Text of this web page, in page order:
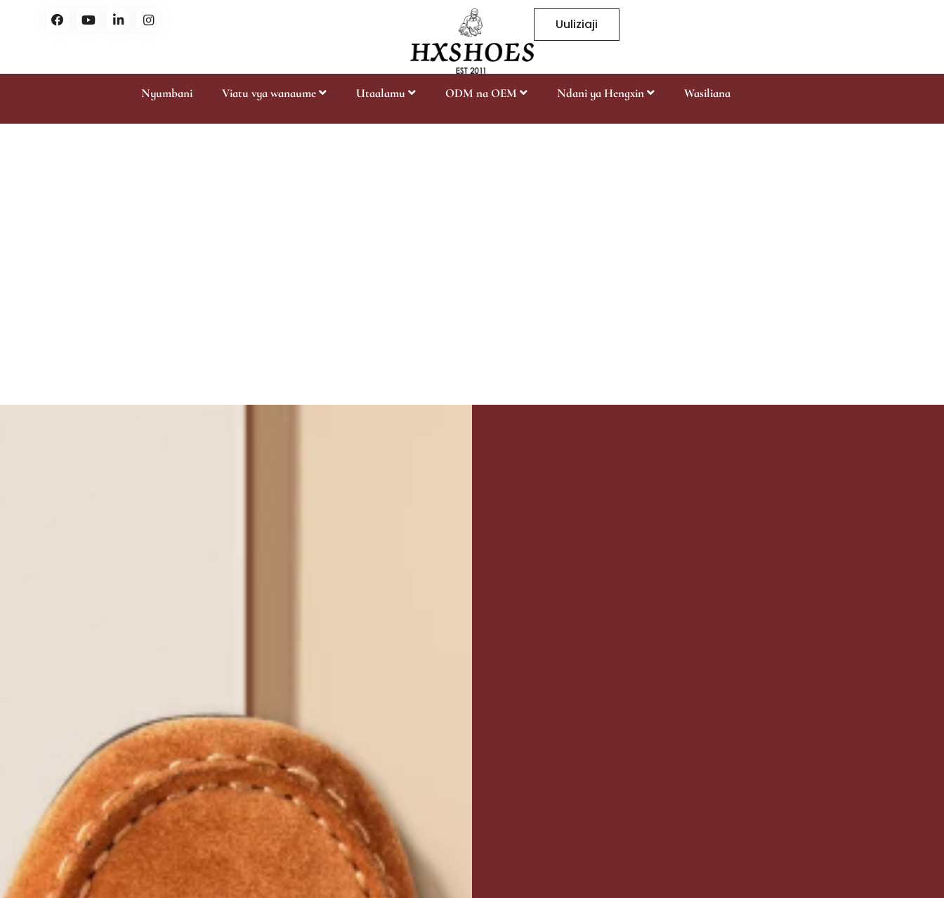
Uuliziaji
Nyumbani Viatu vya wanaume Utaalamu ODM na OEM Ndani ya Hengxin Wasiliana